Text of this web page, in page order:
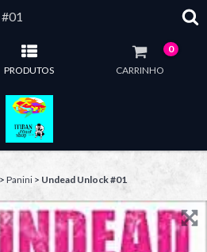
PRODUTOS CARRINHO
0
> Panini > Undead Unlock #01